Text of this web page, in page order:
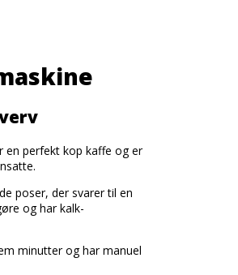
en perfekt kop kaffe og er
poser, der svarer til en
og har kalk-
minutter og har manuel